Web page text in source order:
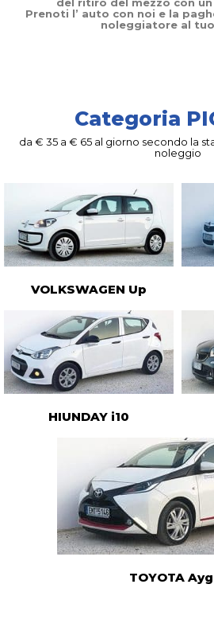
Prenoti l’ auto con noi e la
noleggiatore al
Categoria
da € 35 a € 65 al giorno secondo la
noleggio
VOLKSWAGEN Up
HIUNDAY i10
TOYOTA